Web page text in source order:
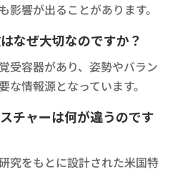
影響が出ることがあります。
なぜ大切なのですか？
受容器があり、姿勢やバラン
な情報源となっています。
チャーは何が違うのです
究をもとに設計された米国特